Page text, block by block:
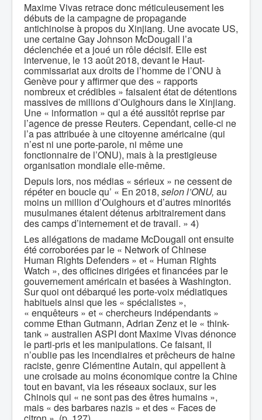
Maxime Vivas retrace donc méticuleusement les
débuts de la campagne de propagande
antichinoise à propos du Xinjiang. Une avocate US,
une certaine Gay Johnson McDougall l’a
déclenchée et a joué un rôle décisif. Elle est
intervenue, le 13 août 2018, devant le Haut-
commissariat aux droits de l’homme de l’ONU à
Genève pour y affirmer que des « rapports
nombreux et crédibles » faisaient état de détentions
massives de millions d’Ouïghours dans le Xinjiang.
Une « information » qui a été aussitôt reprise par
l’agence de presse Reuters. Cependant, celle-ci ne
l’a pas attribuée à une citoyenne américaine (qui
n’est ni une porte-parole, ni même une
fonctionnaire de l’ONU), mais à la prestigieuse
organisation mondiale elle-même.
Depuis lors, nos médias « sérieux » ne cessent de
répéter en boucle qu’ « En 2018, selon l’ONU, au
moins un million d’Ouighours et d’autres minorités
musulmanes étaient détenus arbitrairement dans
des camps d’internement et de travail. » 4)
Les allégations de madame McDougall ont ensuite
été corroborées par le « Network of Chinese
Human Rights Defenders » et « Human Rights
Watch », des officines dirigées et financées par le
gouvernement américain et basées à Washington.
Sur quoi ont débarqué les porte-voix médiatiques
habituels ainsi que les « spécialistes »,
« enquêteurs » et « chercheurs indépendants »
comme Ethan Gutmann, Adrian Zenz et le « think-
tank » australien ASPI dont Maxime Vivas dénonce
le parti-pris et les manipulations. Ce faisant, il
n’oublie pas les incendiaires et prêcheurs de haine
raciste, genre Clémentine Autain, qui appellent à
une croisade au moins économique contre la Chine
tout en bavant, via les réseaux sociaux, sur les
Chinois qui « ne sont pas des êtres humains »,
mais « des barbares nazis » et des « Faces de